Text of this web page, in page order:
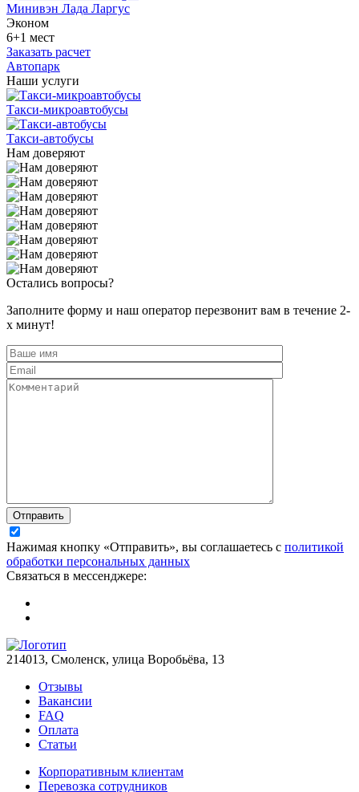
Минивэн Лада Ларгус
Эконом
6+1 мест
Заказать расчет
Автопарк
Наши услуги
Такси-микроавтобусы
Такси-автобусы
Нам доверяют
Остались вопросы?
Заполните форму и наш оператор перезвонит вам в течение 2-
х минут!
Отправить
Нажимая кнопку «Отправить», вы соглашаетесь с политикой
обработки персональных данных
Связаться в мессенджере:
214013, Смоленск, улица Воробьёва, 13
Отзывы
Вакансии
FAQ
Оплата
Статьи
Корпоративным клиентам
Перевозка сотрудников